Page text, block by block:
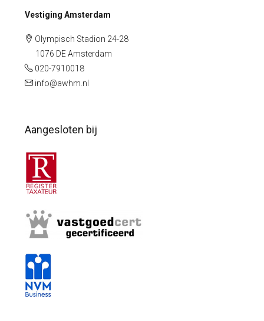
Vestiging Amsterdam
Olympisch Stadion 24-28
1076 DE Amsterdam
020-7910018
info@awhm.nl
Aangesloten bij